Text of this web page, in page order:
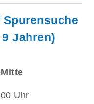
Jahren)
Uhr